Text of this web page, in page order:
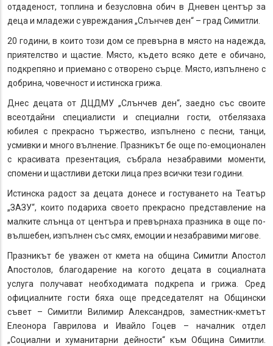
отдаденост, топлина и безусловна обич в Дневен център за
деца и младежи с увреждания „Слънчев ден“ – град Симитли.
20 години, в които този дом се превърна в място на надежда,
приятелство и щастие. Място, където всяко дете е обичано,
подкрепяно и приемано с отворено сърце. Място, изпълнено с
добрина, човечност и истинска грижа.
Днес децата от ДЦДМУ „Слънчев ден“, заедно със своите
всеотдайни специалисти и специални гости, отбелязаха
юбилея с прекрасно тържество, изпълнено с песни, танци,
усмивки и много вълнение. Празникът бе още по-емоционален
с красивата презентация, събрала незабравими моменти,
спомени и щастливи детски лица през всички тези години.
Истинска радост за децата донесе и гостуването на Театър
„ЗАЗУ“, които подариха своето прекрасно представление на
малките слънца от центъра и превърнаха празника в още по-
вълшебен, изпълнен със смях, емоции и незабравими мигове.
Празникът бе уважен от кмета на община Симитли Апостол
Апостолов, благодарение на когото децата в социалната
услуга получават необходимата подкрепа и грижа. Сред
официалните гости бяха още председателят на Общински
съвет – Симитли Вилимир Александров, заместник-кметът
Елеонора Гаврилова и Ивайло Гоцев – началник отдел
„Социални и хуманитарни дейности“ към Община Симитли.